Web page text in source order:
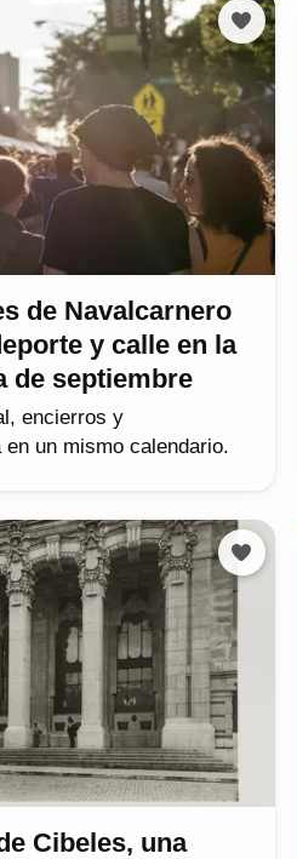
de Navalcarnero
y calle en la
de septiembre
encierros y
un mismo calendario.
Cibeles, una